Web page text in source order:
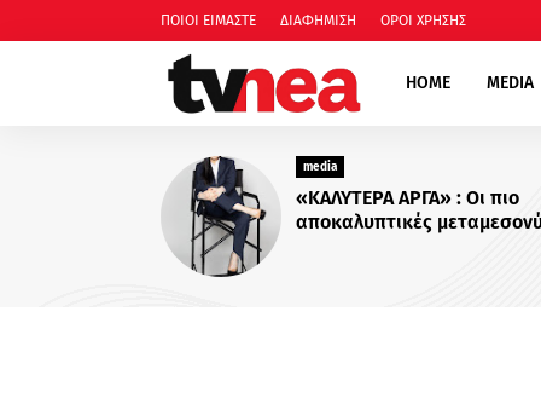
ΠΟΙΟΙ ΕΙΜΑΣΤΕ ΔΙΑΦΗΜΙΣΗ ΟΡΟΙ ΧΡΗΣΗΣ
HOME MEDIA
media
Για Σένα»: Γνωρίστε την
οικογένεια Ηλιάδη – Εκεί